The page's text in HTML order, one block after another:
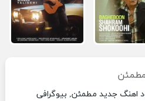
مطمئن
اهنگ جدید مطمئن, بیوگرافی